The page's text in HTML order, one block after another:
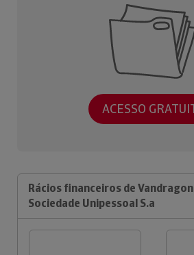
ACESSO
Rácios financeiros de Vandragon
Sociedade Unipessoal S.a